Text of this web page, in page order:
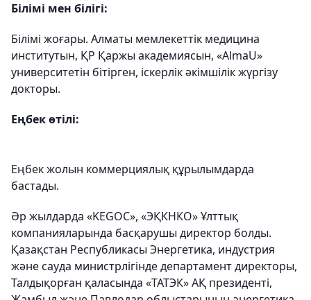
Білімі мен білігі:
Білімі жоғары. Алматы мемлекеттік медицина
институтын, ҚР Қаржы академиясын, «AlmaU»
университетін бітірген, іскерлік әкімшілік жүргізу
докторы.
Еңбек өтілі:
Еңбек жолын коммерциялық құрылымдарда
бастады.
Әр жылдарда «KEGOC», «ЭҚКНКО» Ұлттық
компанияларында басқарушы директор болды.
Қазақстан Республикасы Энергетика, индустрия
және сауда министрлігінде департамент директоры,
Талдықорған қаласында «ТАТЭК» АҚ президенті,